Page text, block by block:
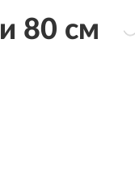
80 см